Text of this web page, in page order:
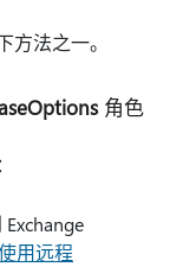
法之一。
角色
用远程